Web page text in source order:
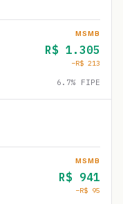
MSMB
R$ 1.305
−R$ 213
6.7% FIPE
MSMB
R$ 941
−R$ 95